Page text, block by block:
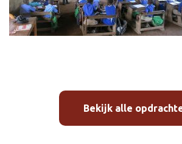
Bekijk alle